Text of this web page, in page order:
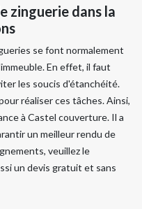
zinguerie dans la
se font normalement
En effet, il faut
les soucis d'étanchéité.
réaliser ces tâches. Ainsi,
à Castel couverture. Il a
un meilleur rendu de
veuillez le
un devis gratuit et sans